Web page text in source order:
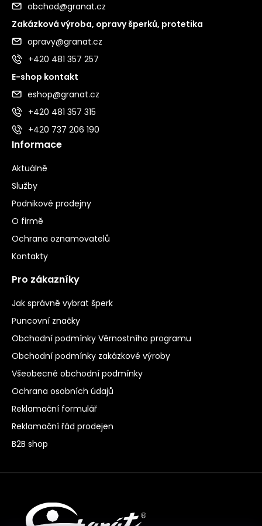
obchod@granat.cz
Zakázková výroba, opravy šperků, protetika
opravy@granat.cz
+420 481 357 257
E-shop kontakt
eshop@granat.cz
+420 481 357 315
+420 737 206 190
Informace
Aktuálně
Služby
Podnikové prodejny
O firmě
Ochrana oznamovatelů
Kontakty
Pro zákazníky
Jak správně vybrat šperk
Puncovní značky
Obchodní podmínky Věrnostního programu
Obchodní podmínky zakázkové výroby
Všeobecné obchodní podmínky
Ochrana osobních údajů
Reklamační formulář
Reklamační řád prodejen
B2B shop